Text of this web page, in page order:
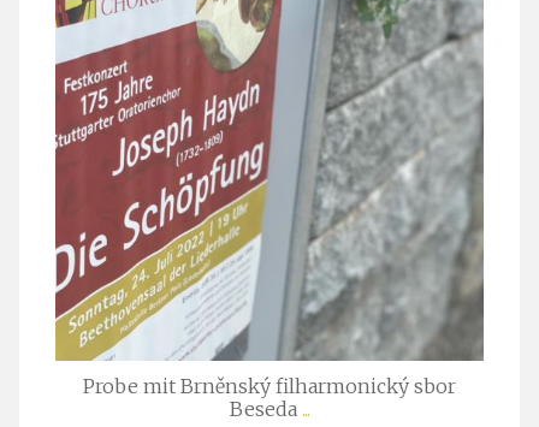
Probe mit Brněnský filharmonický sbor
Beseda ...